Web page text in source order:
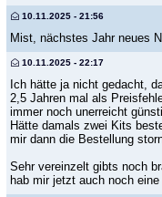
10.11.2025 - 21:56
Mist, nächstes Jahr neues
10.11.2025 - 22:17
Ich hätte ja nicht gedacht,
2,5 Jahren mal als
immer noch unerreicht
Hätte damals zwei Kits
mir dann die Bestellung
Sehr vereinzelt gibts noch
hab mir jetzt auch noch